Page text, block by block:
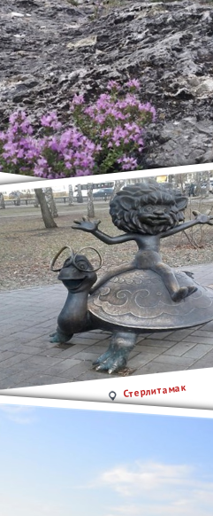
Стерлитамак
Стерлитамак